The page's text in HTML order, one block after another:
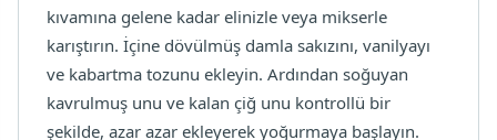
kıvamına gelene kadar elinizle veya mikserle
karıştırın. İçine dövülmüş damla sakızını, vanilyayı
ve kabartma tozunu ekleyin. Ardından soğuyan
kavrulmuş unu ve kalan çiğ unu kontrollü bir
şekilde, azar azar ekleyerek yoğurmaya başlayın.